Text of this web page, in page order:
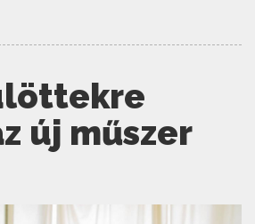
új műszer